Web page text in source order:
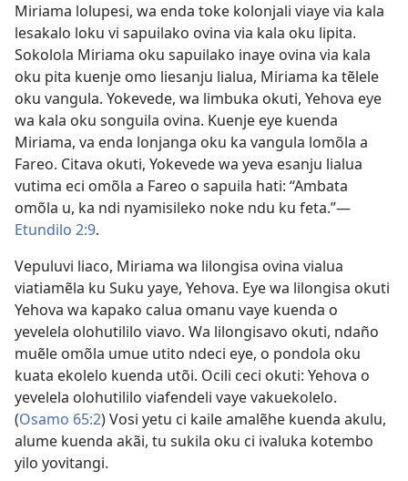
Miriama lolupesi, wa enda toke kolonjali viaye via kala
lesakalo loku vi sapuilako ovina via kala oku lipita.
Sokolola Miriama oku sapuilako inaye ovina via kala
oku pita kuenje omo liesanju lialua, Miriama ka tẽlele
oku vangula. Yokevede, wa limbuka okuti, Yehova eye
wa kala oku songuila ovina. Kuenje eye kuenda
Miriama, va enda lonjanga oku ka vangula lomõla a
Fareo. Citava okuti, Yokevede wa yeva esanju lialua
vutima eci omõla a Fareo o sapuila hati: “Ambata
omõla u, ka ndi nyamisileko noke ndu ku feta.”—
Etundilo 2:9.
Vepuluvi liaco, Miriama wa lilongisa ovina vialua
viatiamẽla ku Suku yaye, Yehova. Eye wa lilongisa okuti
Yehova wa kapako calua omanu vaye kuenda o
yevelela olohutililo viavo. Wa lilongisavo okuti, ndaño
muẽle omõla umue utito ndeci eye, o pondola oku
kuata ekolelo kuenda utõi. Ocili ceci okuti: Yehova o
yevelela olohutililo viafendeli vaye vakuekolelo.
(Osamo 65:2) Vosi yetu ci kaile amalẽhe kuenda akulu,
alume kuenda akãi, tu sukila oku ci ivaluka kotembo
yilo yovitangi.